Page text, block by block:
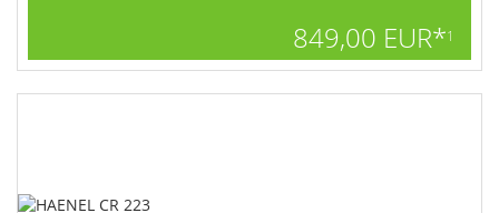
849,00 EUR*1